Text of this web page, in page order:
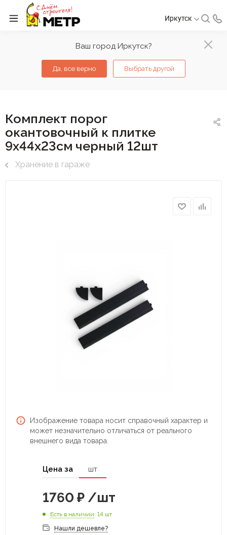
Ваш город Иркутск?
Да, все верно Выбрать другой
Иркутск
Комплект порог
окантовочный к плитке
9х44х23см черный 12шт
Хранение в гараже
Изображение товара носит справочный характер и
может незначительно отличаться от реального
внешнего вида товара.
Цена за шт
1760 ₽ /шт
Есть в наличии: 14 шт
Нашли дешевле?